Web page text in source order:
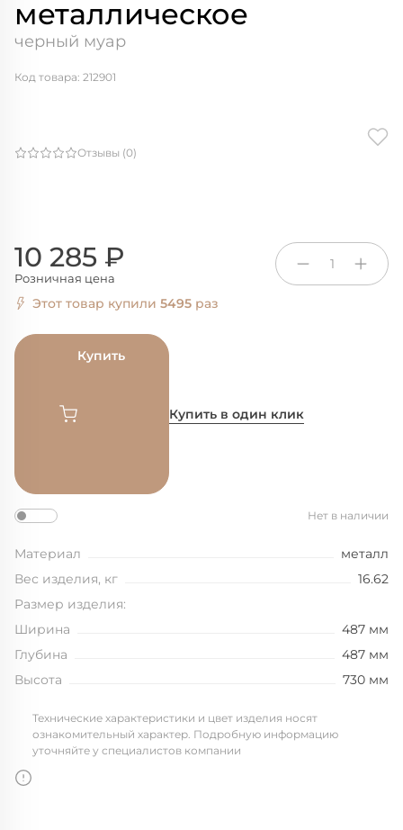
металлическое
черный муар
Отзывы (0)
Код товара: 212901
10 285 ₽
Розничная цена
1
Этот товар купили 5495 раз
Купить
Купить в один клик
Нет в наличии
Материал
металл
Вес изделия, кг
16.62
Размер изделия:
Ширина
487 мм
Глубина
487 мм
Высота
730 мм
Технические характеристики и цвет изделия носят
ознакомительный характер. Подробную информацию
уточняйте у специалистов компании